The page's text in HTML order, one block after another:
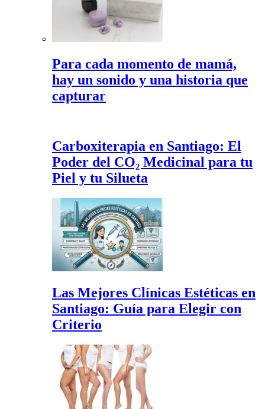
Para cada momento de mamá,
hay un sonido y una historia que
capturar
Carboxiterapia en Santiago: El
Poder del CO₂ Medicinal para tu
Piel y tu Silueta
Las Mejores Clínicas Estéticas en
Santiago: Guía para Elegir con
Criterio